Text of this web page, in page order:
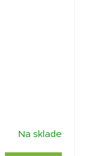
Na sklade